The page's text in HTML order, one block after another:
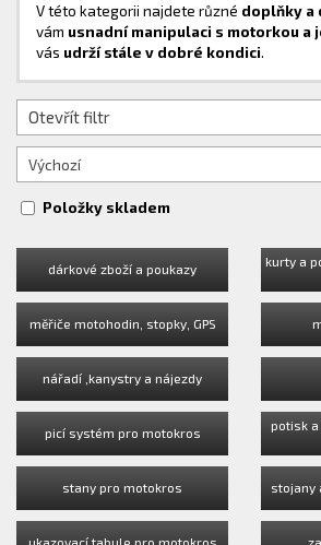
V této kategorii najdete různé doplňky a
vám usnadní manipulaci s motorkou a
vás udrží stále v dobré kondici.
Otevřít filtr
Výchozí
Položky skladem
dárkové zboží a poukazy
kurty a
měřiče motohodin, stopky, GPS
nářadí ,kanystry a nájezdy
picí systém pro motokros
potisk
stany pro motokros stojany
ukazovací tabule pro motokros